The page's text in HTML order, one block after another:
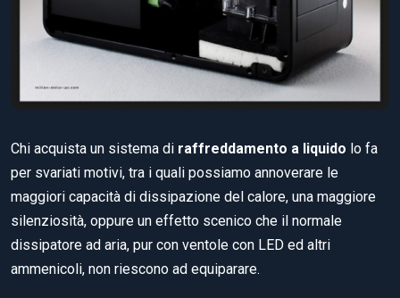
Chi acquista un sistema di raffreddamento a liquido lo fa
per svariati motivi, tra i quali possiamo annoverare le
maggiori capacità di dissipazione del calore, una maggiore
silenziosità, oppure un effetto scenico che il normale
dissipatore ad aria, pur con ventole con LED ed altri
ammenicoli, non riescono ad equiparare.